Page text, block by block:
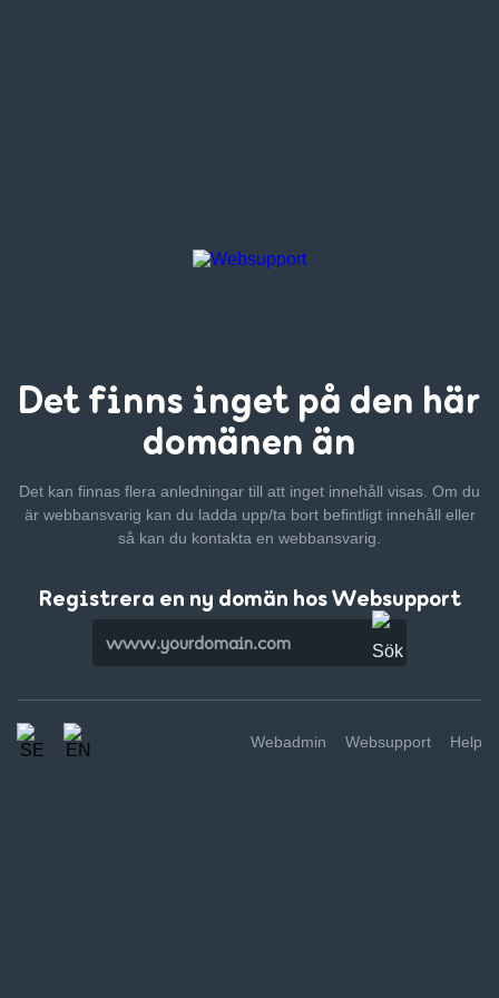
Det finns inget på den här
domänen än
Det kan finnas flera anledningar till att inget innehåll visas. Om du
är webbansvarig kan du ladda upp/ta bort befintligt innehåll eller
så kan du kontakta en webbansvarig.
Registrera en ny domän hos Websupport
Webadmin Websupport Help